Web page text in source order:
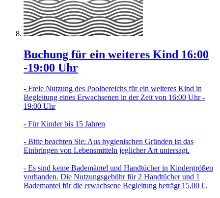
Buchung für ein weiteres Kind 16:00
-19:00 Uhr
- Freie Nutzung des Poolbereichs für ein weiteres Kind in
Begleitung eines Erwachsenen in der Zeit von 16:00 Uhr -
19:00 Uhr
- Für Kinder bis 15 Jahren
- Bitte beachten Sie: Aus hygienischen Gründen ist das
Einbringen von Lebensmitteln jeglicher Art untersagt.
- Es sind keine Bademäntel und Handtücher in Kindergrößen
vorhanden. Die Nutzungsgebühr für 2 Handtücher und 1
Bademantel für die erwachsene Begleitung beträgt 15,00 €.